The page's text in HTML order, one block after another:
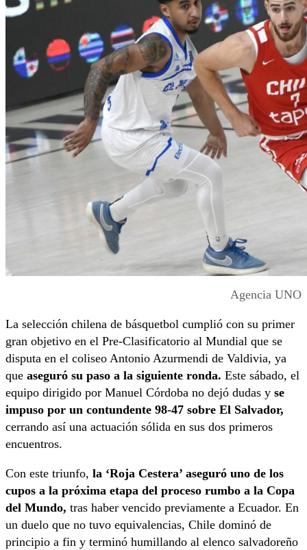
Agencia UNO
La selección chilena de básquetbol cumplió con su primer
gran objetivo en el Pre-Clasificatorio al Mundial que se
disputa en el coliseo Antonio Azurmendi de Valdivia, ya
que aseguró su paso a la siguiente ronda. Este sábado, el
equipo dirigido por Manuel Córdoba no dejó dudas y se
impuso por un contundente 98-47 sobre El Salvador,
cerrando así una actuación sólida en sus dos primeros
encuentros.
Con este triunfo, la ‘Roja Cestera’ aseguró uno de los
cupos a la próxima etapa del proceso rumbo a la Copa
del Mundo, tras haber vencido previamente a Ecuador. En
un duelo que no tuvo equivalencias, Chile dominó de
principio a fin y terminó humillando al elenco salvadoreño